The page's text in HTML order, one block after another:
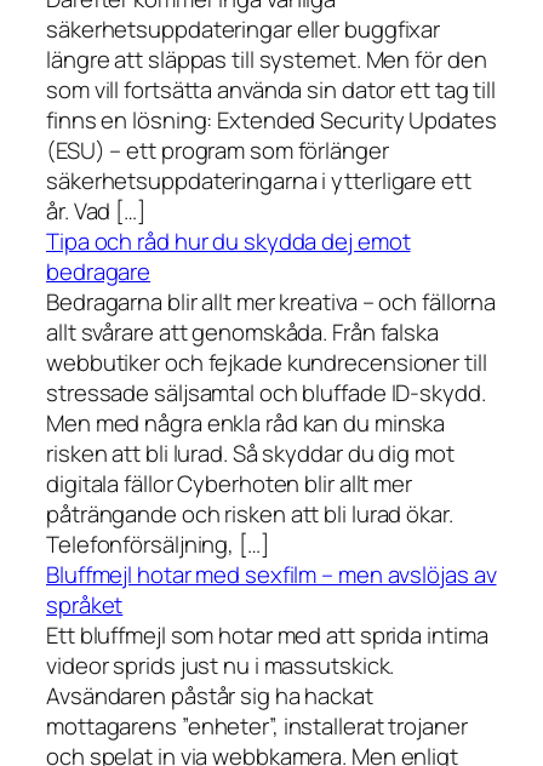
säkerhetsuppdateringar eller buggfixar
längre att släppas till systemet. Men för den
som vill fortsätta använda sin dator ett tag till
finns en lösning: Extended Security Updates
(ESU) – ett program som förlänger
säkerhetsuppdateringarna i ytterligare ett
år. Vad […]
Tipa och råd hur du skydda dej emot
bedragare
Bedragarna blir allt mer kreativa – och fällorna
allt svårare att genomskåda. Från falska
webbutiker och fejkade kundrecensioner till
stressade säljsamtal och bluffade ID-skydd.
Men med några enkla råd kan du minska
risken att bli lurad. Så skyddar du dig mot
digitala fällor Cyberhoten blir allt mer
påträngande och risken att bli lurad ökar.
Telefonförsäljning, […]
Bluffmejl hotar med sexfilm – men avslöjas av
språket
Ett bluffmejl som hotar med att sprida intima
videor sprids just nu i massutskick.
Avsändaren påstår sig ha hackat
mottagarens ”enheter”, installerat trojaner
och spelat in via webbkamera. Men enligt